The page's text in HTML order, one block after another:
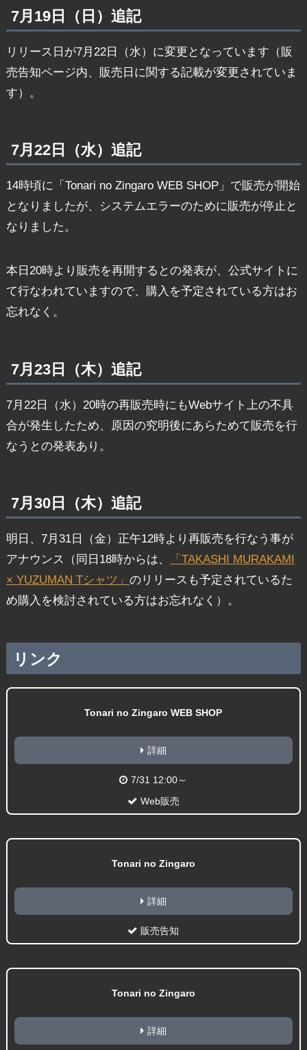
7月19日（日）追記
リリース日が7月22日（水）に変更となっています（販
売告知ページ内、販売日に関する記載が変更されていま
す）。
7月22日（水）追記
14時頃に「Tonari no Zingaro WEB SHOP」で販売が開始
となりましたが、システムエラーのために販売が停止と
なりました。
本日20時より販売を再開するとの発表が、公式サイトに
て行なわれていますので、購入を予定されている方はお
忘れなく。
7月23日（木）追記
7月22日（水）20時の再販売時にもWebサイト上の不具
合が発生したため、原因の究明後にあらためて販売を行
なうとの発表あり。
7月30日（木）追記
明日、7月31日（金）正午12時より再販売を行なう事が
アナウンス（同日18時からは、
「TAKASHI MURAKAMI
× YUZUMAN Tシャツ」 のリリースも予定されているた
め購入を検討されている方はお忘れなく）。
リンク
Tonari no Zingaro WEB SHOP
詳細
7/31 12:00～
Web販売
Tonari no Zingaro
詳細
販売告知
Tonari no Zingaro
詳細